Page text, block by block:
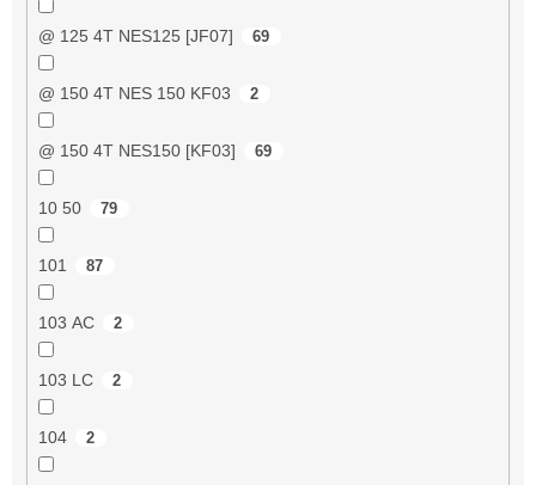
@ 125 4T NES125 [JF07] 69
@ 150 4T NES 150 KF03 2
@ 150 4T NES150 [KF03] 69
10 50 79
101 87
103 AC 2
103 LC 2
104 2